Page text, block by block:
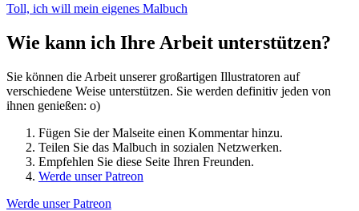
Toll, ich will mein eigenes Malbuch
Wie kann ich Ihre Arbeit unterstützen?
Sie können die Arbeit unserer großartigen Illustratoren auf
verschiedene Weise unterstützen. Sie werden definitiv jeden von
ihnen genießen: o)
Fügen Sie der Malseite einen Kommentar hinzu.
Teilen Sie das Malbuch in sozialen Netzwerken.
Empfehlen Sie diese Seite Ihren Freunden.
Werde unser Patreon
Werde unser Patreon